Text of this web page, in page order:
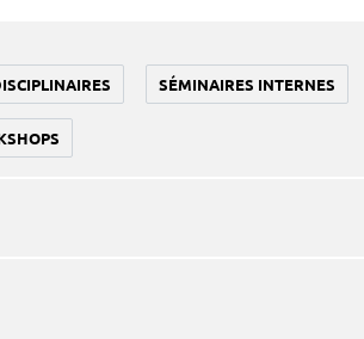
SÉMINAIRES INTERNES